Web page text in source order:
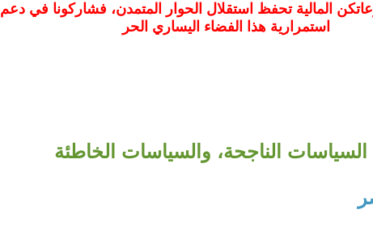
المالية تحفظ استقلال الحوار المتمدن، فشاركونا في دعم
استمرارية هذا الفضاء اليساري الحر
الناجحة، والسياسات الخاطئة